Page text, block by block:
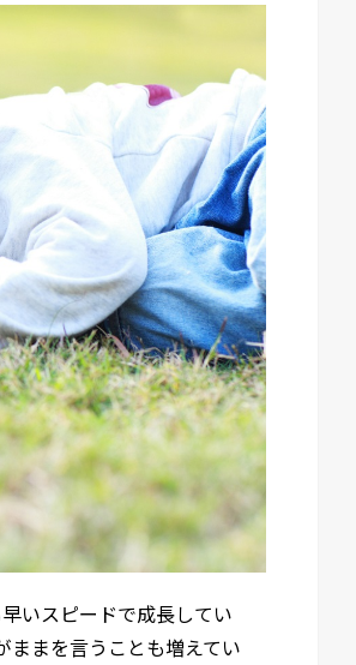
いスピードで成長してい
ままを言うことも増えてい